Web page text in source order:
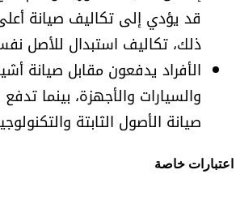
قد يؤدي إلى تكاليف صيانة
ذلك، تكاليف استبدال للأصل
الأفراد يدفعون مقابل صيانة
والسيارات والأجهزة، بينما
صيانة الأصول الثابتة
اعتبارات خاصة